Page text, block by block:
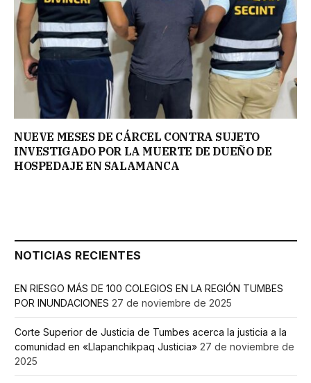
NUEVE MESES DE CÁRCEL CONTRA SUJETO
INVESTIGADO POR LA MUERTE DE DUEÑO DE
HOSPEDAJE EN SALAMANCA
NOTICIAS RECIENTES
EN RIESGO MÁS DE 100 COLEGIOS EN LA REGIÓN TUMBES
POR INUNDACIONES 27 de noviembre de 2025
Corte Superior de Justicia de Tumbes acerca la justicia a la
comunidad en «Llapanchikpaq Justicia» 27 de noviembre de
2025